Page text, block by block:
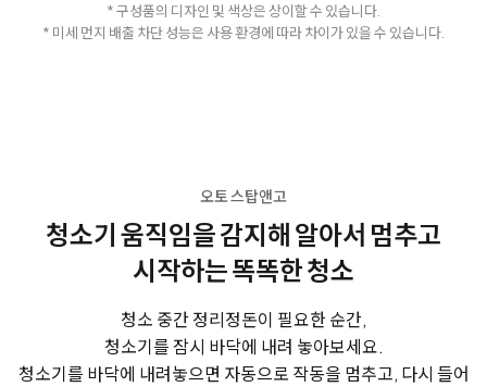
* 구성품의 디자인 및 색상은 상이할 수 있습니다.
* 미세 먼지 배출 차단 성능은 사용 환경에 따라 차이가 있을 수 있습니다.
오토 스탑앤고
청소기 움직임을 감지해 알아서 멈추고
시작하는 똑똑한 청소
청소 중간 정리정돈이 필요한 순간,
청소기를 잠시 바닥에 내려 놓아보세요.
청소기를 바닥에 내려놓으면 자동으로 작동을 멈추고, 다시 들어